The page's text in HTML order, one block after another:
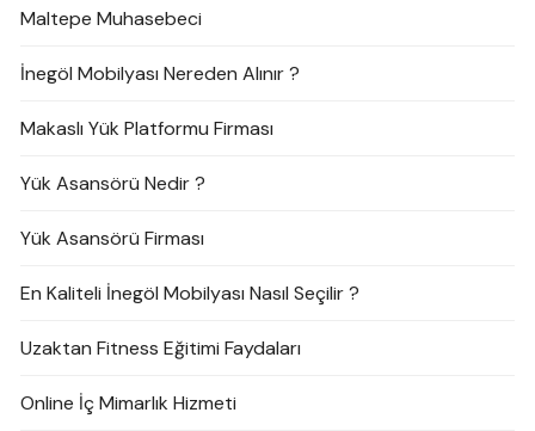
Maltepe Muhasebeci
İnegöl Mobilyası Nereden Alınır ?
Makaslı Yük Platformu Firması
Yük Asansörü Nedir ?
Yük Asansörü Firması
En Kaliteli İnegöl Mobilyası Nasıl Seçilir ?
Uzaktan Fitness Eğitimi Faydaları
Online İç Mimarlık Hizmeti